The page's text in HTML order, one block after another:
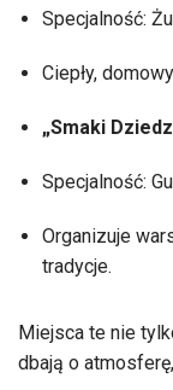
Specjalność:
Ciepły,
„Smaki
Specjalność:
Organizuje
tradycje.
Miejsca te nie
dbają o